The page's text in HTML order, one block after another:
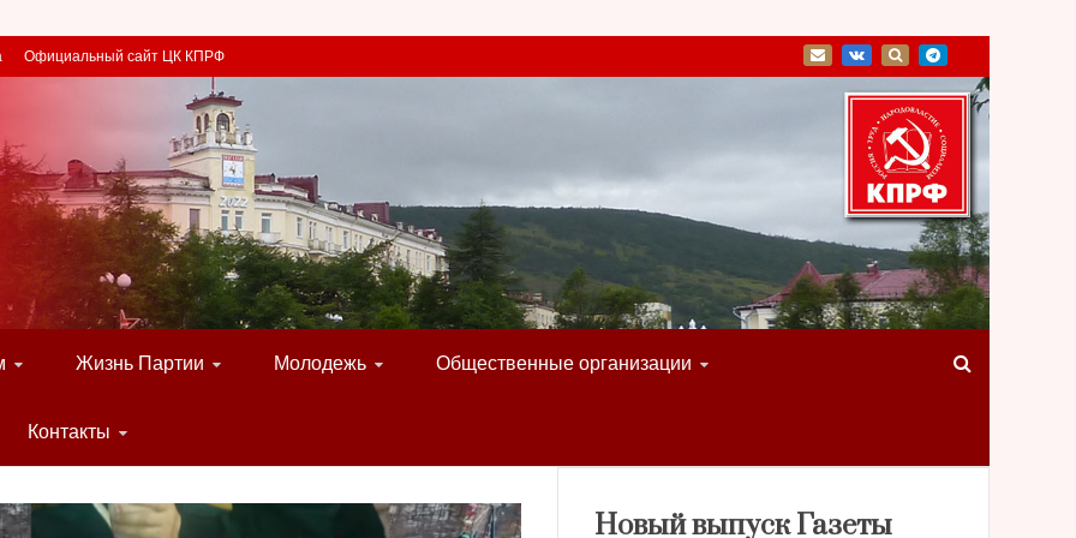
Официальный сайт ЦК КПРФ
Жизнь Партии Молодежь Общественные организации
Контакты
Новый выпуск Газеты